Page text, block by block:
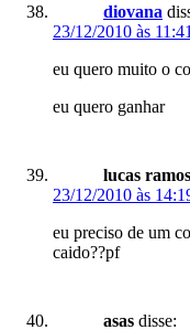
diovana
23/12/2010 às 11:41
eu quero muito o
eu quero ganhar
lucas ramos
23/12/2010 às
eu preciso de um
caido??pf
asas disse: